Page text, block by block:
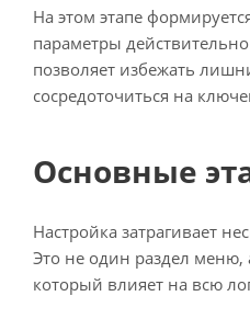
На этом этапе
параметры
позволяет избежать
сосредоточиться на
Основные
Настройка затрагивает
Это не один раздел
который влияет на всю